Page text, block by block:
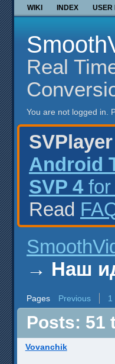
WIKI INDEX USER
Real
You are not logged in.
Android
SVP 4
Read
→ Наш
Pages Previous 1
Posts: 51
Vovanchik